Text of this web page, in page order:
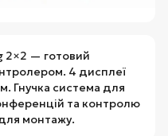
2×2 — готовий
4 дисплеї
Гнучка система для
та контролю
монтажу.